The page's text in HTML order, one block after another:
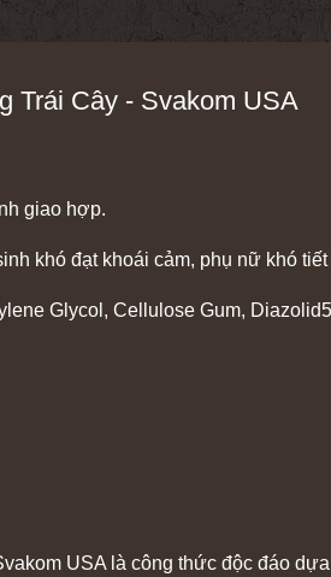
Trái Cây - Svakom USA
giao hợp.
khó đạt khoái cảm, phụ nữ khó
Glycol, Cellulose Gum,
USA là công thức độc đáo